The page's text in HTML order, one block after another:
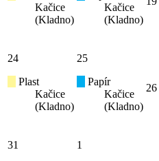
Kačice
(Kladno)
Kačice
(Kladno)
24
Plast
Kačice
(Kladno)
25
Papír
Kačice
(Kladno)
26
31
1